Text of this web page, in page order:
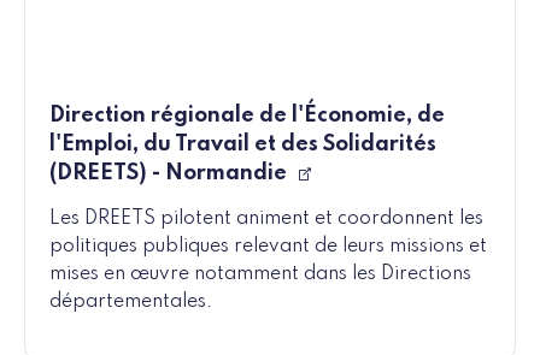
Direction régionale de l'Économie, de
l'Emploi, du Travail et des Solidarités
(DREETS) - Normandie
Les DREETS pilotent animent et coordonnent les
politiques publiques relevant de leurs missions et
mises en œuvre notamment dans les Directions
départementales.